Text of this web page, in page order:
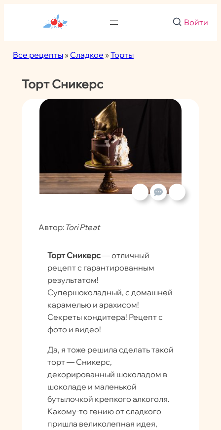
Войти
Все рецепты»Сладкое »Торты
Торт Сникерс
Автор: Tori Pteat
Торт Сникерс— отличный
рецепт с гарантированным
результатом!
Супершоколадный, с домашней
карамелью и арахисом!
Секреты кондитера! Рецепт с
фото и видео!
Да, я тоже решила сделать такой
торт — Сникерс,
декорированный шоколадом в
шоколаде и маленькой
бутылочкой крепкого алкоголя.
Какому-то гению от сладкого
пришла великолепная идея,